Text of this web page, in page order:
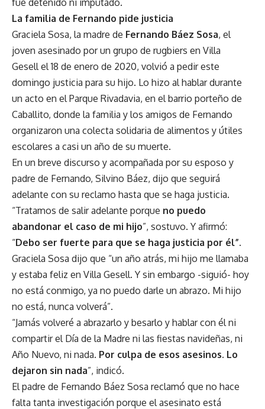
La familia de Fernando pide justicia
Graciela Sosa, la madre de Fernando Báez Sosa, el
joven asesinado por un grupo de rugbiers en Villa
Gesell el 18 de enero de 2020, volvió a pedir este
domingo justicia para su hijo. Lo hizo al hablar durante
un acto en el Parque Rivadavia, en el barrio porteño de
Caballito, donde la familia y los amigos de Fernando
organizaron una colecta solidaria de alimentos y útiles
escolares a casi un año de su muerte.
En un breve discurso y acompañada por su esposo y
padre de Fernando, Silvino Báez, dijo que seguirá
adelante con su reclamo hasta que se haga justicia.
“Tratamos de salir adelante porque no puedo
abandonar el caso de mi hijo”, sostuvo. Y afirmó:
“Debo ser fuerte para que se haga justicia por él”.
Graciela Sosa dijo que “un año atrás, mi hijo me llamaba
y estaba feliz en Villa Gesell. Y sin embargo -siguió- hoy
no está conmigo, ya no puedo darle un abrazo. Mi hijo
no está, nunca volverá”.
“Jamás volveré a abrazarlo y besarlo y hablar con él ni
compartir el Día de la Madre ni las fiestas navideñas, ni
Año Nuevo, ni nada. Por culpa de esos asesinos. Lo
dejaron sin nada”, indicó.
El padre de Fernando Báez Sosa reclamó que no hace
falta tanta investigación porque el asesinato está